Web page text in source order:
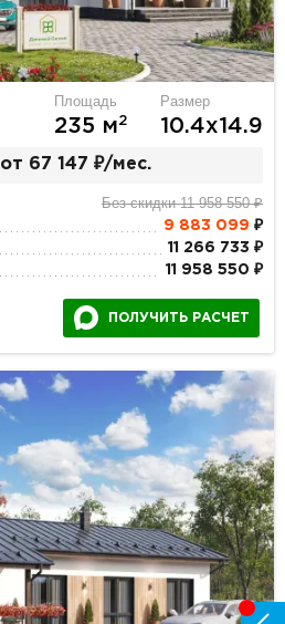
Площадь
235 м2
Размер
10.4х14.9
от 67 147 ₽/мес.
Без скидки 11 958 550 ₽
9 883 099 ₽
11 266 733 ₽
11 958 550 ₽
ПОЛУЧИТЬ РАСЧЕТ